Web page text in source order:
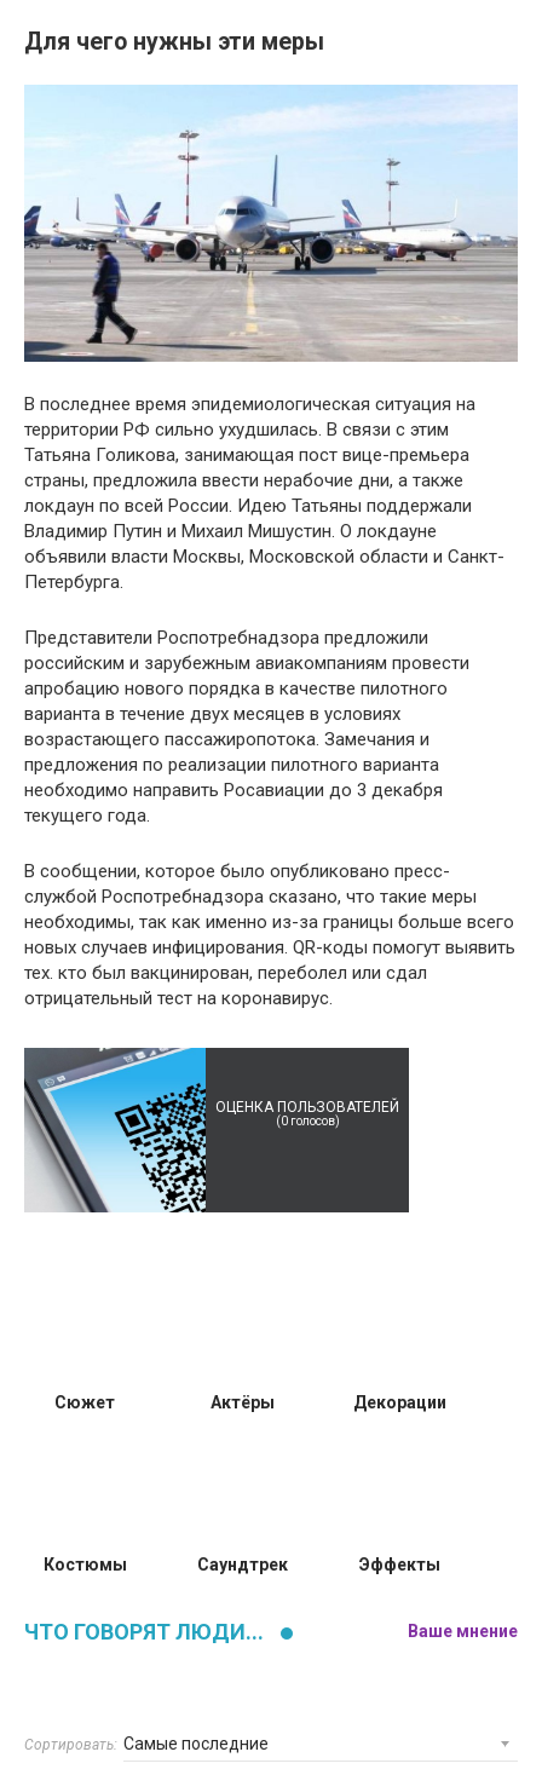
Для чего нужны эти меры
В последнее время эпидемиологическая ситуация на
территории РФ сильно ухудшилась. В связи с этим
Татьяна Голикова, занимающая пост вице-премьера
страны, предложила ввести нерабочие дни, а также
локдаун по всей России. Идею Татьяны поддержали
Владимир Путин и Михаил Мишустин. О локдауне
объявили власти Москвы, Московской области и Санкт-
Петербурга.
Представители Роспотребнадзора предложили
российским и зарубежным авиакомпаниям провести
апробацию нового порядка в качестве пилотного
варианта в течение двух месяцев в условиях
возрастающего пассажиропотока. Замечания и
предложения по реализации пилотного варианта
необходимо направить Росавиации до 3 декабря
текущего года.
В сообщении, которое было опубликовано пресс-
службой Роспотребнадзора сказано, что такие меры
необходимы, так как именно из-за границы больше всего
новых случаев инфицирования. QR-коды помогут выявить
тех. кто был вакцинирован, переболел или сдал
отрицательный тест на коронавирус.
ОЦЕНКА ПОЛЬЗОВАТЕЛЕЙ
(0голосов)
Сюжет Актёры Декорации
Костюмы Саундтрек Эффекты
ЧТО ГОВОРЯТ ЛЮДИ... Ваше мнение
Сортировать: